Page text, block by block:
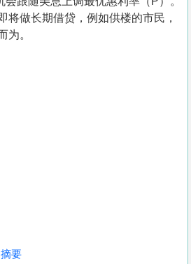
将做长期借贷，例如供楼的市民，
为。
要